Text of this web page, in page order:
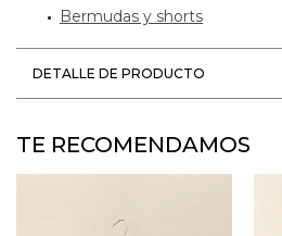
Bermudas y shorts
DETALLE DE PRODUCTO
TE RECOMENDAMOS